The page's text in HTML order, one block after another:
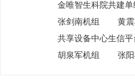
金唯智生科院共建
张剑南机组
黄
共享设备中心生信平
胡泉军机组
张